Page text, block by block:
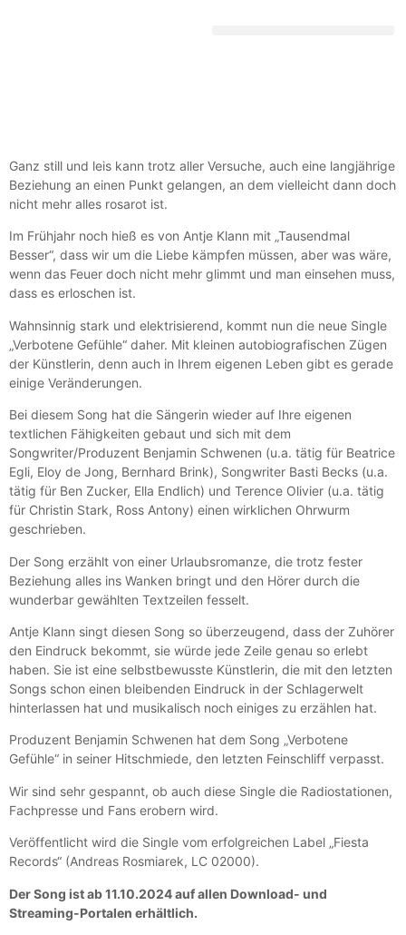
Ganz still und leis kann trotz aller Versuche, auch eine langjährige
Beziehung an einen Punkt gelangen, an dem vielleicht dann doch
nicht mehr alles rosarot ist.
Im Frühjahr noch hieß es von Antje Klann mit „Tausendmal
Besser“, dass wir um die Liebe kämpfen müssen, aber was wäre,
wenn das Feuer doch nicht mehr glimmt und man einsehen muss,
dass es erloschen ist.
Wahnsinnig stark und elektrisierend, kommt nun die neue Single
„Verbotene Gefühle“ daher. Mit kleinen autobiografischen Zügen
der Künstlerin, denn auch in Ihrem eigenen Leben gibt es gerade
einige Veränderungen.
Bei diesem Song hat die Sängerin wieder auf Ihre eigenen
textlichen Fähigkeiten gebaut und sich mit dem
Songwriter/Produzent Benjamin Schwenen (u.a. tätig für Beatrice
Egli, Eloy de Jong, Bernhard Brink), Songwriter Basti Becks (u.a.
tätig für Ben Zucker, Ella Endlich) und Terence Olivier (u.a. tätig
für Christin Stark, Ross Antony) einen wirklichen Ohrwurm
geschrieben.
Der Song erzählt von einer Urlaubsromanze, die trotz fester
Beziehung alles ins Wanken bringt und den Hörer durch die
wunderbar gewählten Textzeilen fesselt.
Antje Klann singt diesen Song so überzeugend, dass der Zuhörer
den Eindruck bekommt, sie würde jede Zeile genau so erlebt
haben. Sie ist eine selbstbewusste Künstlerin, die mit den letzten
Songs schon einen bleibenden Eindruck in der Schlagerwelt
hinterlassen hat und musikalisch noch einiges zu erzählen hat.
Produzent Benjamin Schwenen hat dem Song „Verbotene
Gefühle“ in seiner Hitschmiede, den letzten Feinschliff verpasst.
Wir sind sehr gespannt, ob auch diese Single die Radiostationen,
Fachpresse und Fans erobern wird.
Veröffentlicht wird die Single vom erfolgreichen Label „Fiesta
Records“ (Andreas Rosmiarek, LC 02000).
Der Song ist ab 11.10.2024 auf allen Download- und
Streaming-Portalen erhältlich.